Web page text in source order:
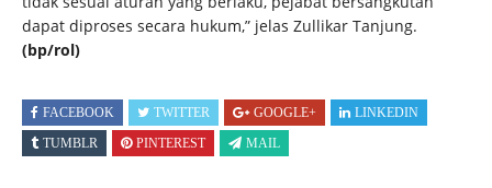
dapat diproses secara hukum,” jelas Zullikar Tanjung.
(bp/rol)
FACEBOOK TWITTER GOOGLE+
LINKEDIN
TUMBLR
PINTEREST MAIL